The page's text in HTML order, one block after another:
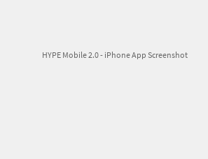
HYPE Mobile 2.0 - iPhone App Screenshot